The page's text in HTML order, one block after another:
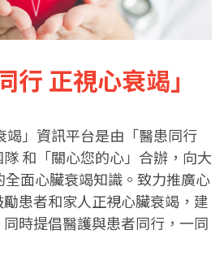
行 正視心衰竭」
竭」資訊平台是由「醫患同行
和「關心您的心」合辦，向大
全面心臟衰竭知識。致力推廣心
患者和家人正視心臟衰竭，建
時提倡醫護與患者同行，一同